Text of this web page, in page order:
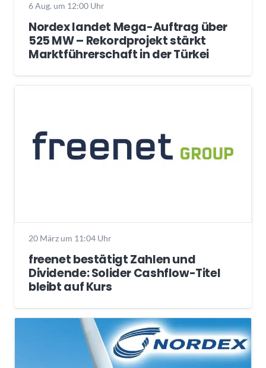
6 Aug. um 12:00 Uhr
Nordex landet Mega-Auftrag über
525 MW – Rekordprojekt stärkt
Marktführerschaft in der Türkei
20 März um 11:04 Uhr
freenet bestätigt Zahlen und
Dividende: Solider Cashflow-Titel
bleibt auf Kurs